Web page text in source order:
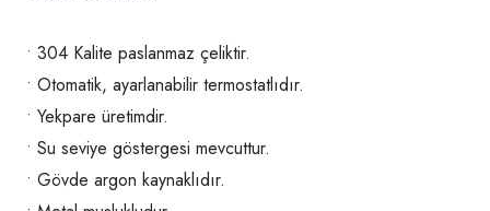
• 304 Kalite paslanmaz çeliktir.
• Otomatik, ayarlanabilir termostatlıdır.
• Yekpare üretimdir.
• Su seviye göstergesi mevcuttur.
• Gövde argon kaynaklıdır.